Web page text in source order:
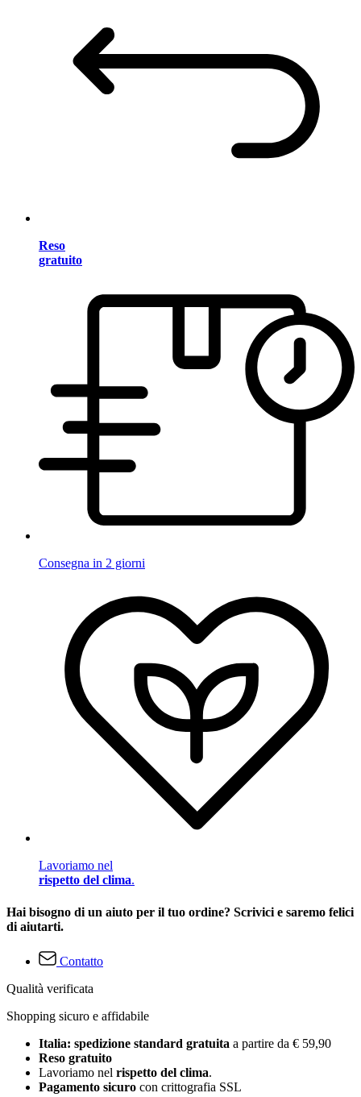
Reso
gratuito
Consegna in 2 giorni
Lavoriamo nel
rispetto del clima.
Hai bisogno di un aiuto per il tuo ordine? Scrivici e saremo felici
di aiutarti.
Contatto
Qualità verificata
Shopping sicuro e affidabile
Italia: spedizione standard gratuita a partire da € 59,90
Reso gratuito
Lavoriamo nel rispetto del clima.
Pagamento sicuro con crittografia SSL